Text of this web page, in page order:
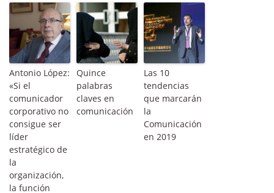
Antonio López:
«Si el
comunicador
corporativo no
consigue ser
líder
estratégico de
la
organización,
la función
Quince
palabras
claves en
comunicación
Las 10
tendencias
que marcarán
la
Comunicación
en 2019